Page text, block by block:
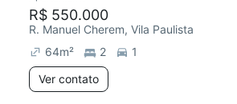
R$ 550.000
R. Manuel Cherem, Vila Paulista
64m² 2
1
Ver contato